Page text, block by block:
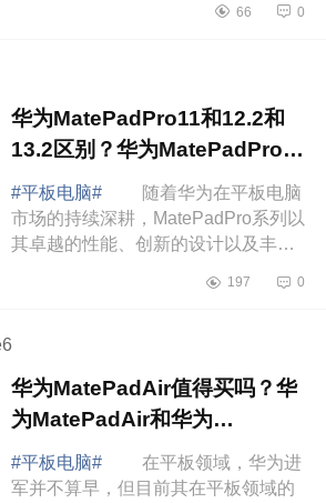
创作和平价时尚，价差高达1300元。
66 0
华为MatePadPro11和12.2和
13.2区别？华为MatePadPro11
和12.2和13.2如何选择
#平板电脑#
随着华为在平板电脑
市场的持续深耕，MatePadPro系列以
其卓越的性能、创新的设计以及丰富
大家介绍下华为MatePadPro11和12.2
197 0
华为MatePadAir值得买吗？华
为MatePadAir和华为
MatePadPro12.2哪款好
#平板电脑#
在平板领域，华为进
军并不算早，但目前其在平板领域的